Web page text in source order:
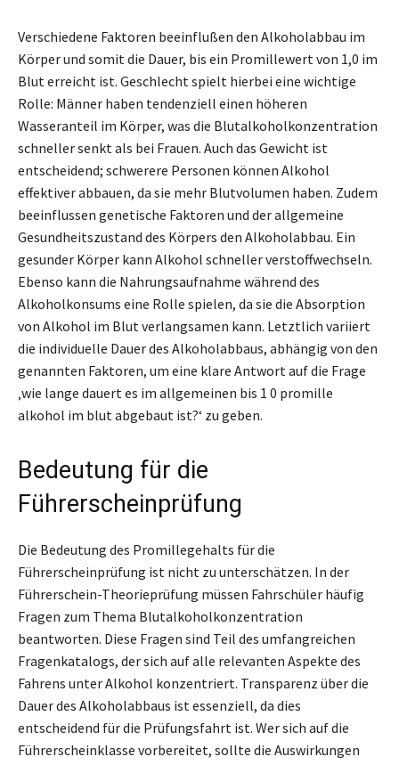
Verschiedene Faktoren beeinflußen den Alkoholabbau im
Körper und somit die Dauer, bis ein Promillewert von 1,0 im
Blut erreicht ist. Geschlecht spielt hierbei eine wichtige
Rolle: Männer haben tendenziell einen höheren
Wasseranteil im Körper, was die Blutalkoholkonzentration
schneller senkt als bei Frauen. Auch das Gewicht ist
entscheidend; schwerere Personen können Alkohol
effektiver abbauen, da sie mehr Blutvolumen haben. Zudem
beeinflussen genetische Faktoren und der allgemeine
Gesundheitszustand des Körpers den Alkoholabbau. Ein
gesunder Körper kann Alkohol schneller verstoffwechseln.
Ebenso kann die Nahrungsaufnahme während des
Alkoholkonsums eine Rolle spielen, da sie die Absorption
von Alkohol im Blut verlangsamen kann. Letztlich variiert
die individuelle Dauer des Alkoholabbaus, abhängig von den
genannten Faktoren, um eine klare Antwort auf die Frage
‚wie lange dauert es im allgemeinen bis 1 0 promille
alkohol im blut abgebaut ist?‘ zu geben.
Bedeutung für die
Führerscheinprüfung
Die Bedeutung des Promillegehalts für die
Führerscheinprüfung ist nicht zu unterschätzen. In der
Führerschein-Theorieprüfung müssen Fahrschüler häufig
Fragen zum Thema Blutalkoholkonzentration
beantworten. Diese Fragen sind Teil des umfangreichen
Fragenkatalogs, der sich auf alle relevanten Aspekte des
Fahrens unter Alkohol konzentriert. Transparenz über die
Dauer des Alkoholabbaus ist essenziell, da dies
entscheidend für die Prüfungsfahrt ist. Wer sich auf die
Führerscheinklasse vorbereitet, sollte die Auswirkungen